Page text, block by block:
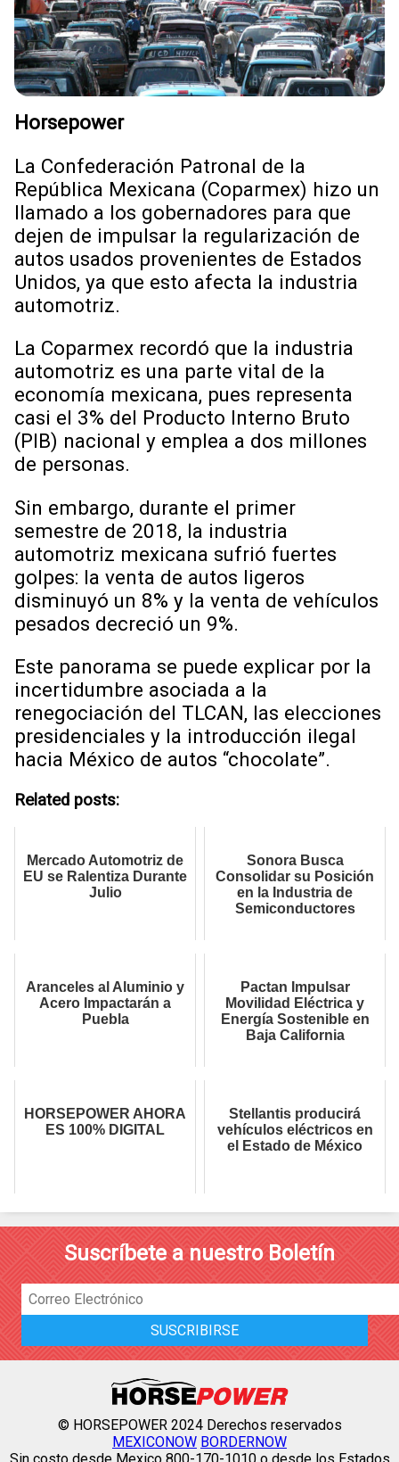
Horsepower
La Confederación Patronal de la
República Mexicana (Coparmex) hizo un
llamado a los gobernadores para que
dejen de impulsar la regularización de
autos usados provenientes de Estados
Unidos, ya que esto afecta la industria
automotriz.
La Coparmex recordó que la industria
automotriz es una parte vital de la
economía mexicana, pues representa
casi el 3% del Producto Interno Bruto
(PIB) nacional y emplea a dos millones
de personas.
Sin embargo, durante el primer
semestre de 2018, la industria
automotriz mexicana sufrió fuertes
golpes: la venta de autos ligeros
disminuyó un 8% y la venta de vehículos
pesados decreció un 9%.
Este panorama se puede explicar por la
incertidumbre asociada a la
renegociación del TLCAN, las elecciones
presidenciales y la introducción ilegal
hacia México de autos “chocolate”.
Related posts:
Mercado Automotriz de
EU se Ralentiza Durante
Julio
Sonora Busca
Consolidar su Posición
en la Industria de
Semiconductores
Aranceles al Aluminio y
Acero Impactarán a
Puebla
Pactan Impulsar
Movilidad Eléctrica y
Energía Sostenible en
Baja California
HORSEPOWER AHORA
ES 100% DIGITAL
Stellantis producirá
vehículos eléctricos en
el Estado de México
Suscríbete a nuestro Boletín
© HORSEPOWER 2024 Derechos reservados
MEXICONOW BORDERNOW
Sin costo desde Mexico 800-170-1010 o desde los Estados